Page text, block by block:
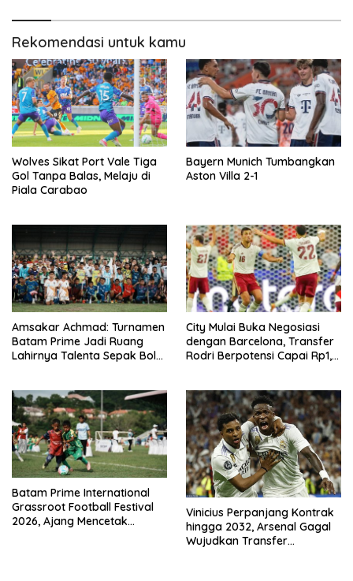
Rekomendasi untuk kamu
Wolves Sikat Port Vale Tiga
Gol Tanpa Balas, Melaju di
Piala Carabao
Bayern Munich Tumbangkan
Aston Villa 2-1
Amsakar Achmad: Turnamen
Batam Prime Jadi Ruang
Lahirnya Talenta Sepak Bola
City Mulai Buka Negosiasi
dengan Barcelona, Transfer
Rodri Berpotensi Capai Rp1,4
Batam Prime International
Grassroot Football Festival
2026, Ajang Mencetak
Vinicius Perpanjang Kontrak
hingga 2032, Arsenal Gagal
Wujudkan Transfer